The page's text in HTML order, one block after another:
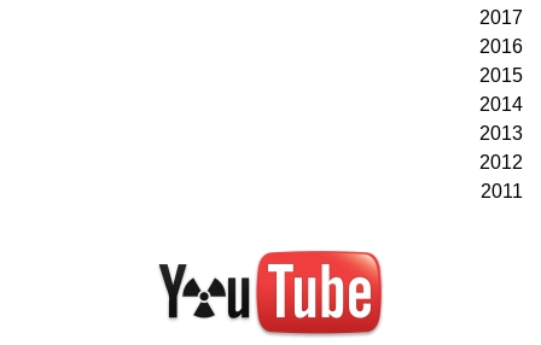
2017
2016
2015
2014
2013
2012
2011